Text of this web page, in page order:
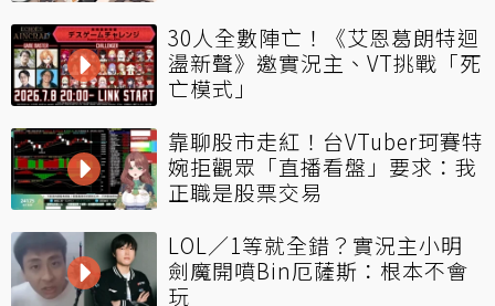
30人全數陣亡！《艾恩葛朗特迴
盪新聲》邀實況主、VT挑戰「死
亡模式」
靠聊股市走紅！台VTuber珂賽特
婉拒觀眾「直播看盤」要求：我
正職是股票交易
LOL／1等就全錯？實況主小明
劍魔開噴Bin厄薩斯：根本不會
玩